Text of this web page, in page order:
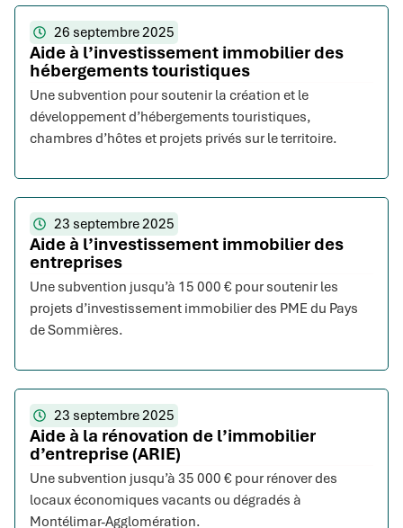
26 septembre 2025
Aide à l’investissement immobilier des
hébergements touristiques
Une subvention pour soutenir la création et le
développement d’hébergements touristiques,
chambres d’hôtes et projets privés sur le territoire.
23 septembre 2025
Aide à l’investissement immobilier des
entreprises
Une subvention jusqu’à 15 000 € pour soutenir les
projets d’investissement immobilier des PME du Pays
de Sommières.
23 septembre 2025
Aide à la rénovation de l’immobilier
d’entreprise (ARIE)
Une subvention jusqu’à 35 000 € pour rénover des
locaux économiques vacants ou dégradés à
Montélimar-Agglomération.